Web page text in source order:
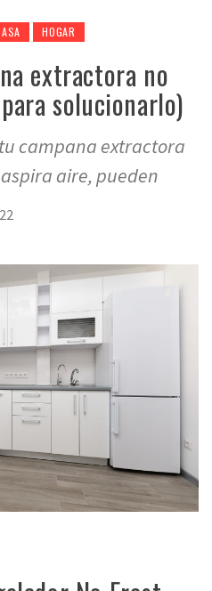
HOGAR
extractora no
solucionarlo)
campana extractora
aire, pueden